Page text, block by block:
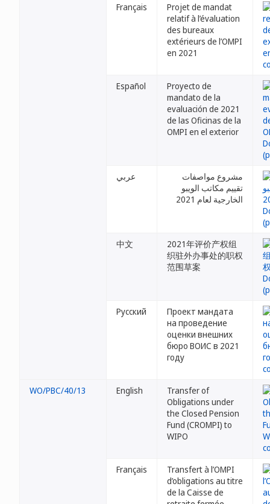
Français
Projet de mandat
relatif à l’évaluation
des bureaux
extérieurs de l’OMPI
en 2021
Español
Proyecto de
mandato de la
evaluación de 2021
de las Oficinas de la
OMPI en el exterior
عربي
مشروع مواصفات
تقييم مكاتب الويبو
الخارجية لعام 2021
中文
2021年评价产权组
织驻外办事处的职权
范围草案
Русский
Проект мандата
на проведение
оценки внешних
бюро ВОИС в 2021
году
WO/PBC/40/13 English
Transfer of
Obligations under
the Closed Pension
Fund (CROMPI) to
WIPO
Français
Transfert à l’OMPI
d’obligations au titre
de la Caisse de